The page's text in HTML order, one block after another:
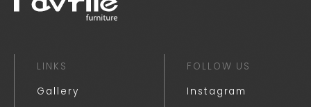
LINKS
Gallery
FOLLOW US
Instagram